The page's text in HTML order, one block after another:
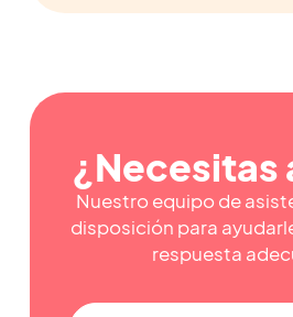
¿Necesitas
Nuestro equipo de
disposición para
respuesta